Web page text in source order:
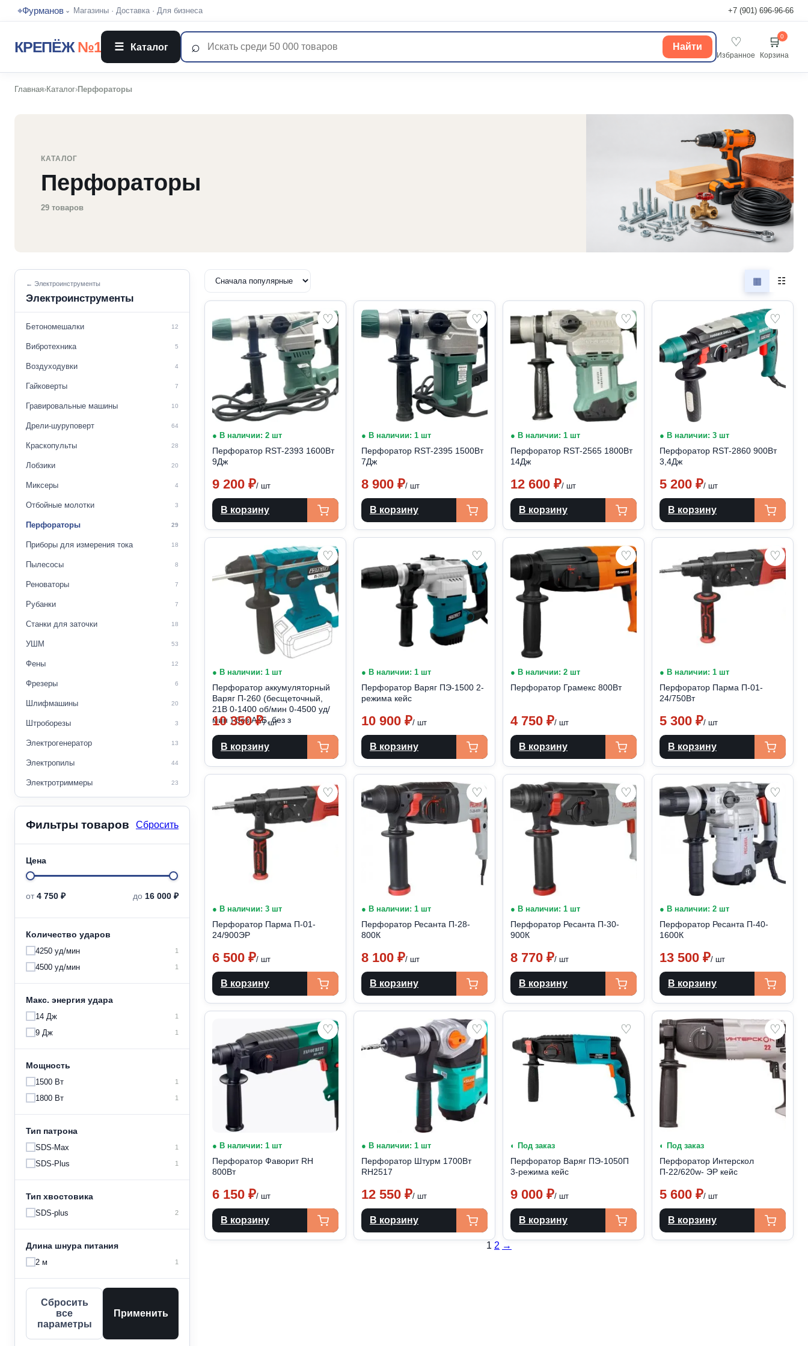
⌖Фурманов ⌄ Магазины · Доставка· Для бизнеса +7 (901) 696-96-66
КРЕПЁЖ №1 ☰ Каталог ⌕ Найти ♡
Избранное
🛒0
Корзина
Главная›Каталог›Перфораторы
КАТАЛОГ
Перфораторы
29 товаров
← Электроинструменты
Электроинструменты
Бетономешалки 12
Вибротехника 5
Воздуходувки 4
Гайковерты 7
Гравировальные машины 10
Дрели-шуруповерт 64
Краскопульты 28
Лобзики 20
Миксеры 4
Отбойные молотки 3
Перфораторы 29
Приборы для измерения тока 18
Пылесосы 8
Реноваторы 7
Рубанки 7
Станки для заточки 18
УШМ 53
Фены 12
Фрезеры 6
Шлифмашины 20
Штроборезы 3
Электрогенератор 13
Электропилы 44
Электротриммеры 23
Фильтры товаров Сбросить
Цена
Min
Max
от 4 750 ₽ до 16 000 ₽
Количество ударов
4250 уд/мин 1
4500 уд/мин 1
Макс. энергия удара
14 Дж 1
9 Дж 1
Мощность
1500 Вт 1
1800 Вт 1
Тип патрона
SDS-Max 1
SDS-Plus 1
Тип хвостовика
SDS-plus 2
Длина шнура питания
2 м 1
Сбросить
все
параметры
Применить
▦ ☷
♡
● В наличии: 2 шт
Перфоратор RST-2393 1600Вт
9Дж
9 200 ₽/ шт
В корзину
♡
● В наличии: 1 шт
Перфоратор RST-2395 1500Вт
7Дж
8 900 ₽/ шт
В корзину
♡
● В наличии: 1 шт
Перфоратор RST-2565 1800Вт
14Дж
12 600 ₽/ шт
В корзину
♡
● В наличии: 3 шт
Перфоратор RST-2860 900Вт
3,4Дж
5 200 ₽/ шт
В корзину
♡
● В наличии: 1 шт
Перфоратор аккумуляторный
Варяг П-260 (бесщеточный,
21В 0-1400 об/мин 0-4500 уд/
мин ) без АКБ, без з
10 350₽/ шт
В корзину
♡
● В наличии: 1 шт
Перфоратор Варяг ПЭ-1500 2-
режима кейс
10 900 ₽/ шт
В корзину
♡
● В наличии: 2 шт
Перфоратор Грамекс 800Вт
4 750 ₽/ шт
В корзину
♡
● В наличии: 1 шт
Перфоратор Парма П-01-
24/750Вт
5 300 ₽/ шт
В корзину
♡
● В наличии: 3 шт
Перфоратор Парма П-01-
24/900ЭР
6 500 ₽/ шт
В корзину
♡
● В наличии: 1 шт
Перфоратор Ресанта П-28-
800К
8 100 ₽/ шт
В корзину
♡
● В наличии: 1 шт
Перфоратор Ресанта П-30-
900К
8 770 ₽/ шт
В корзину
♡
● В наличии: 2 шт
Перфоратор Ресанта П-40-
1600К
13 500 ₽/ шт
В корзину
♡
● В наличии: 1 шт
Перфоратор Фаворит RH
800Вт
6 150 ₽/ шт
В корзину
♡
● В наличии: 1 шт
Перфоратор Штурм 1700Вт
RH2517
12 550 ₽/ шт
В корзину
♡
◐ Под заказ
Перфоратор Варяг ПЭ-1050П
3-режима кейс
9 000 ₽/ шт
В корзину
♡
◐ Под заказ
Перфоратор Интерскол
П-22/620w- ЭР кейс
5 600 ₽/ шт
В корзину
Posts
1 2 →